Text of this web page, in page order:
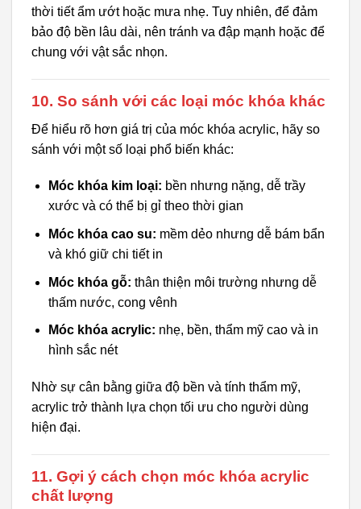
thời tiết ẩm ướt hoặc mưa nhẹ. Tuy nhiên, để đảm
bảo độ bền lâu dài, nên tránh va đập mạnh hoặc để
chung với vật sắc nhọn.
10. So sánh với các loại móc khóa khác
Để hiểu rõ hơn giá trị của móc khóa acrylic, hãy so
sánh với một số loại phổ biến khác:
Móc khóa kim loại: bền nhưng nặng, dễ trầy
xước và có thể bị gỉ theo thời gian
Móc khóa cao su: mềm dẻo nhưng dễ bám bẩn
và khó giữ chi tiết in
Móc khóa gỗ: thân thiện môi trường nhưng dễ
thấm nước, cong vênh
Móc khóa acrylic: nhẹ, bền, thẩm mỹ cao và in
hình sắc nét
Nhờ sự cân bằng giữa độ bền và tính thẩm mỹ,
acrylic trở thành lựa chọn tối ưu cho người dùng
hiện đại.
11. Gợi ý cách chọn móc khóa acrylic
chất lượng